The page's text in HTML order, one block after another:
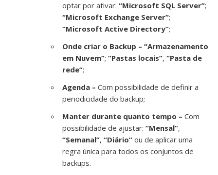
optar por ativar: “Microsoft SQL Server”;
“Microsoft Exchange Server”;
“Microsoft Active Directory”;
Onde criar o Backup – “Armazenamento
em Nuvem”; “Pastas locais”, “Pasta de
rede”;
Agenda – Com possibilidade de definir a
periodicidade do backup;
Manter durante quanto tempo – Com
possibilidade de ajustar: “Mensal”,
“Semanal”, “Diário” ou de aplicar uma
regra única para todos os conjuntos de
backups.